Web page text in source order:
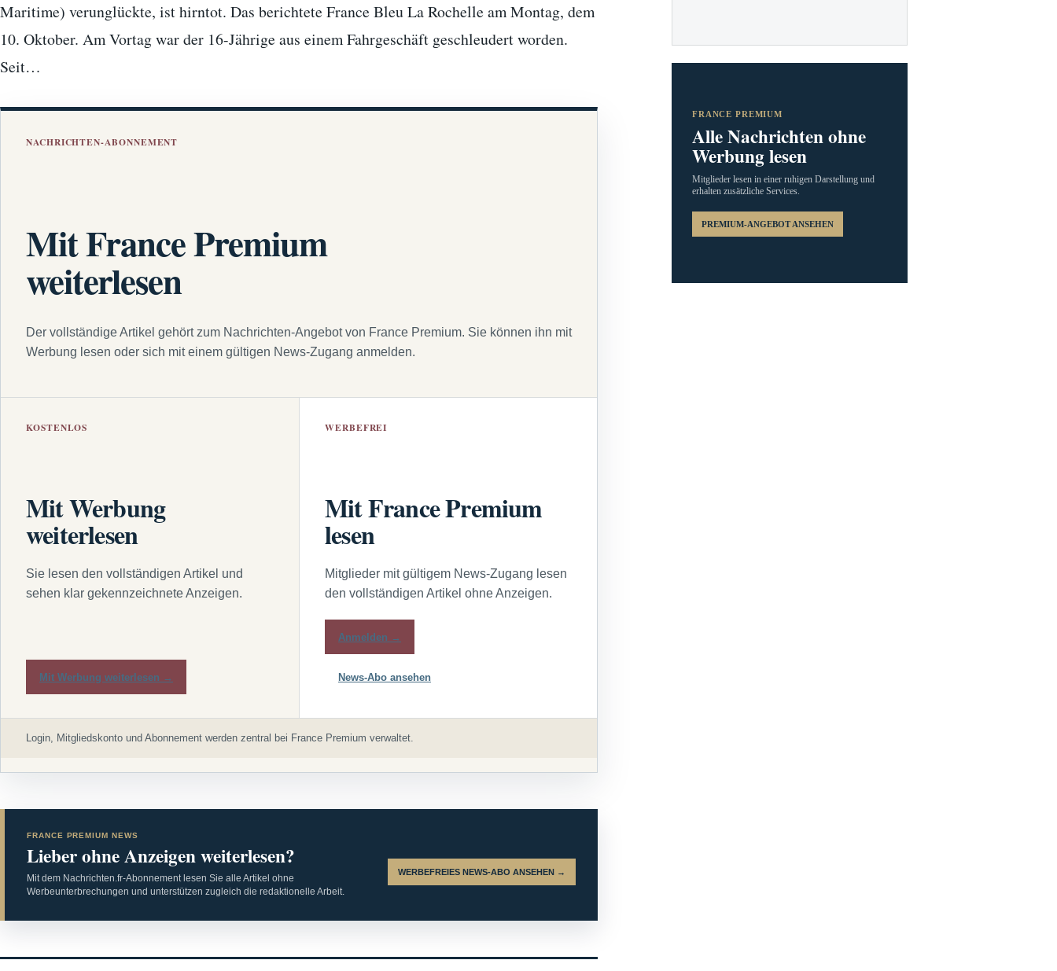
Maritime) verunglückte, ist hirntot. Das berichtete France Bleu La Rochelle am Montag, dem
10. Oktober. Am Vortag war der 16-Jährige aus einem Fahrgeschäft geschleudert worden.
Seit…
NACHRICHTEN-ABONNEMENT
Mit France Premium
weiterlesen
Der vollständige Artikel gehört zum Nachrichten-Angebot von France Premium. Sie können ihn mit
Werbung lesen oder sich mit einem gültigen News-Zugang anmelden.
KOSTENLOS
Mit Werbung
weiterlesen
Sie lesen den vollständigen Artikel und
sehen klar gekennzeichnete Anzeigen.
Mit Werbung weiterlesen →
WERBEFREI
Mit France Premium
lesen
Mitglieder mit gültigem News-Zugang lesen
den vollständigen Artikel ohne Anzeigen.
Anmelden →
News-Abo ansehen
Login, Mitgliedskonto und Abonnement werden zentral bei France Premium verwaltet.
FRANCE PREMIUM NEWS
Lieber ohne Anzeigen weiterlesen?
Mit dem Nachrichten.fr-Abonnement lesen Sie alle Artikel ohne
Werbeunterbrechungen und unterstützen zugleich die redaktionelle Arbeit.
WERBEFREIES NEWS-ABO ANSEHEN →
FRANCE PREMIUM
Alle Nachrichten ohne
Werbung lesen
Mitglieder lesen in einer ruhigen Darstellung und
erhalten zusätzliche Services.
PREMIUM-ANGEBOT ANSEHEN